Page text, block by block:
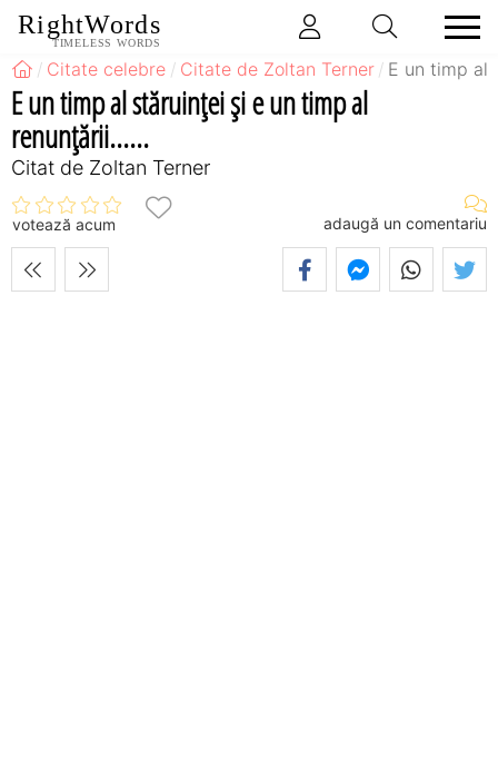
RightWords
TIMELESS WORDS
Citate celebre Citate de Zoltan Terner E un timp al
E un timp al stăruinţei şi e un timp al
renunţării......
Citat de Zoltan Terner
votează acum adaugă un comentariu